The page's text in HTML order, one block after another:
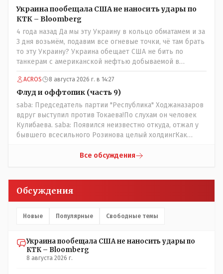
надо было оставить оригинальную статью, где всё
красиво, чисто и свежо?Да, это называется
журналистика. Человек проделал работу это его взгляд
на вещи У другого свой взгляд Почему вообще кто-то
должен указывать журналисту как писать и в каком
тоне? maxsaf: Ну правда бы всё равно вышла наружу,
все равно кто-то выяснил бы, что новые кондиционеры
установлены ПОСЛЕ смерти ребенка.Флаг в руки.
Выяснили и выяснили что дальше? У журналиста НГ
была другая задача провести репортаж а не
расследование maxsaf: Или тебе такой вариант не
нравится? Ты вообще на чьей стороне в этой истории?Я
на стороне объективной подачи информации maxsaf:
Прискорбно и иронично то, что кондиционеры заменили
журналистов посмотреть, типа у нас всё хорошо,
на момент его доступа на объект Какие претензии могут
быть к журналисту? Все вопросы к учреждению если
они что-то там утаили нет начали поносить журналиста
Украина пообещала США не наносить удары по
КТК – Bloomberg
4 года назад Да мы эту Украину в кольцо обматамем и за
3 дня возьмём, подавим все огневые точки, чё там брать
то эту Украину? Украина обещает США не бить по
танкерам с американской нефтью добываемой в
Казахстане-мы сейчас в этой точке
ACROS 8 августа 2026 г. в 14:27
Флуд и оффтопик (часть 9)
saba: Председатель партии "Республика" Ходжаназаров
вдруг выступил против Токаева!По слухам он человек
Кулибаева. saba: Появился неизвестно откуда, отжал у
бывшего всесильного Розинова целый холдингКак
разбогател и отжал у Василия самый крупный
Все обсуждения
Обсуждения
Новые Популярные Свободные темы
Украина пообещала США не наносить удары по
КТК – Bloomberg
8 августа 2026 г.